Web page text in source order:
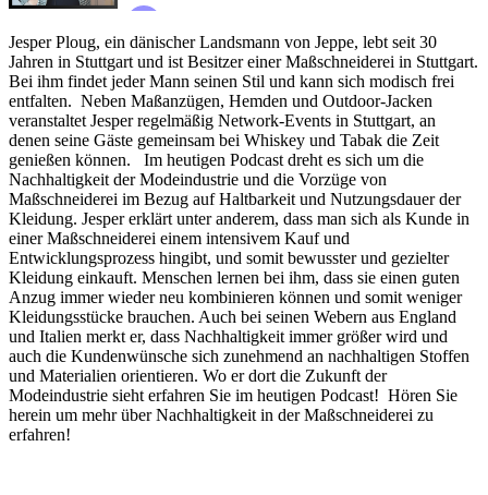
Jesper Ploug, ein dänischer Landsmann von Jeppe, lebt seit 30
Jahren in Stuttgart und ist Besitzer einer Maßschneiderei in Stuttgart.
Bei ihm findet jeder Mann seinen Stil und kann sich modisch frei
entfalten. Neben Maßanzügen, Hemden und Outdoor-Jacken
veranstaltet Jesper regelmäßig Network-Events in Stuttgart, an
denen seine Gäste gemeinsam bei Whiskey und Tabak die Zeit
genießen können.
Im heutigen Podcast dreht es sich um die
Nachhaltigkeit der Modeindustrie und die Vorzüge von
Maßschneiderei im Bezug auf Haltbarkeit und Nutzungsdauer der
Kleidung. Jesper erklärt unter anderem, dass man sich als Kunde in
einer Maßschneiderei einem intensivem Kauf und
Entwicklungsprozess hingibt, und somit bewusster und gezielter
Kleidung einkauft. Menschen lernen bei ihm, dass sie einen guten
Anzug immer wieder neu kombinieren können und somit weniger
Kleidungsstücke brauchen. Auch bei seinen Webern aus England
und Italien merkt er, dass Nachhaltigkeit immer größer wird und
auch die Kundenwünsche sich zunehmend an nachhaltigen Stoffen
und Materialien orientieren. Wo er dort die Zukunft der
Modeindustrie sieht erfahren Sie im heutigen Podcast! Hören Sie
herein um mehr über Nachhaltigkeit in der Maßschneiderei zu
erfahren!